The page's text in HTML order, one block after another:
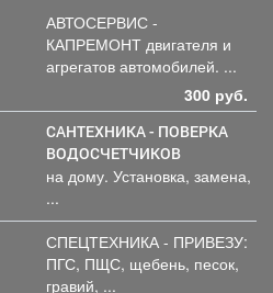
АВТОСЕРВИС -
КАПРЕМОНТ двигателя и
агрегатов автомобилей. ...
300 руб.
САНТЕХНИКА - ПОВЕРКА
ВОДОСЧЕТЧИКОВ
на дому. Установка, замена,
...
СПЕЦТЕХНИКА - ПРИВЕЗУ:
ПГС, ПЩС, щебень, песок,
гравий, ...